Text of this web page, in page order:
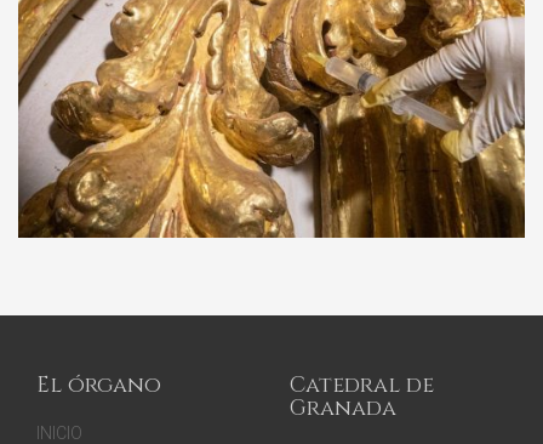
El órgano
INICIO
Catedral de
Granada